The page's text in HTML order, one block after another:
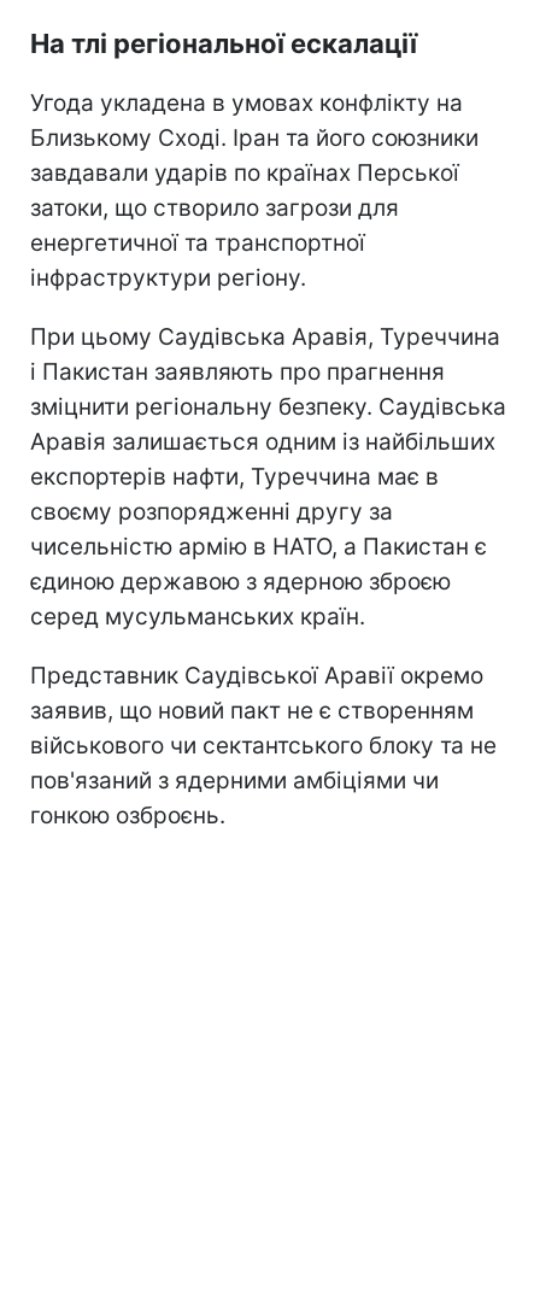
На тлі регіональної ескалації
Угода укладена в умовах конфлікту на
Близькому Сході. Іран та його союзники
завдавали ударів по країнах Перської
затоки, що створило загрози для
енергетичної та транспортної
інфраструктури регіону.
При цьому Саудівська Аравія, Туреччина
і Пакистан заявляють про прагнення
зміцнити регіональну безпеку. Саудівська
Аравія залишається одним із найбільших
експортерів нафти, Туреччина має в
своєму розпорядженні другу за
чисельністю армію в НАТО, а Пакистан є
єдиною державою з ядерною зброєю
серед мусульманських країн.
Представник Саудівської Аравії окремо
заявив, що новий пакт не є створенням
військового чи сектантського блоку та не
пов'язаний з ядерними амбіціями чи
гонкою озброєнь.